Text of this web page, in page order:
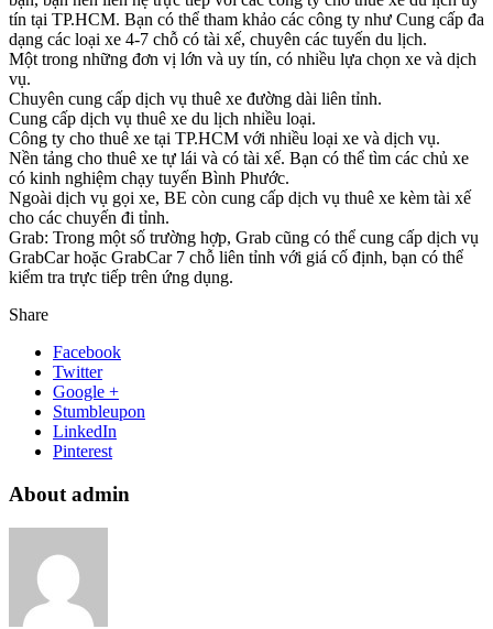
tín tại TP.HCM. Bạn có thể tham khảo các công ty như Cung cấp đa
dạng các loại xe 4-7 chỗ có tài xế, chuyên các tuyến du lịch.
Một trong những đơn vị lớn và uy tín, có nhiều lựa chọn xe và dịch
vụ.
Chuyên cung cấp dịch vụ thuê xe đường dài liên tỉnh.
Cung cấp dịch vụ thuê xe du lịch nhiều loại.
Công ty cho thuê xe tại TP.HCM với nhiều loại xe và dịch vụ.
Nền tảng cho thuê xe tự lái và có tài xế. Bạn có thể tìm các chủ xe
có kinh nghiệm chạy tuyến Bình Phước.
Ngoài dịch vụ gọi xe, BE còn cung cấp dịch vụ thuê xe kèm tài xế
cho các chuyến đi tỉnh.
Grab: Trong một số trường hợp, Grab cũng có thể cung cấp dịch vụ
GrabCar hoặc GrabCar 7 chỗ liên tỉnh với giá cố định, bạn có thể
kiểm tra trực tiếp trên ứng dụng.
Share
Facebook
Twitter
Google +
Stumbleupon
LinkedIn
Pinterest
About admin